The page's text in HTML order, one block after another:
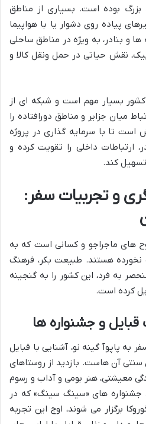
بوده است. بسیاری از مناطق
پیاده روی دشوار یا با هواپیما
و بنادر، به ویژه در مناطق ساحلی
نقش حیاتی در حمل ونقل کالا و
بسیار مهم است و شبکه ای از
میان جزایر و مناطق دورافتاده را
تا با سرمایه گذاری در پروژه
ارتباطات داخلی را تقویت کرده و
تسهیل کند.
و تجربیات سفر:
های ماجراجو و کسانی است که به
هستند. طبیعت بکر، فرهنگ
به فرد، این کشور را به گنجینه
کرده است.
و جشنواره ها
به پاپوآ گینه نو، آشنایی با قبایل
آن هاست. بازدید از روستاهای
معیشتی، هنر بومی و آداب و رسوم
جشنواره های «سینگ سینگ» که در
برگزار می شوند، اوج این تجربه